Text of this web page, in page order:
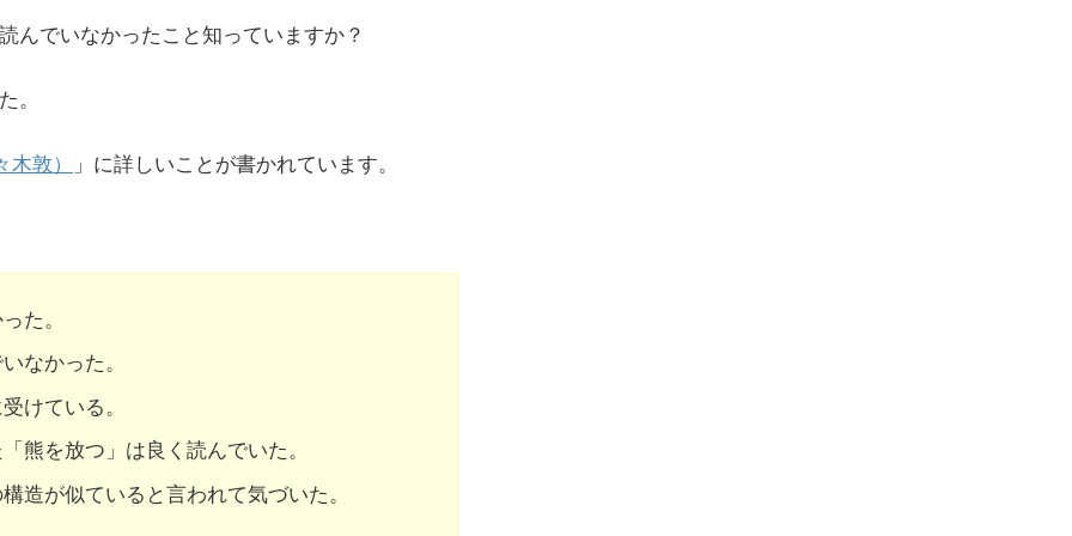
んでいなかったこと知っていますか？
。
敦） 」に詳しいことが書かれています。
た。
なかった。
けている。
熊を放つ」は良く読んでいた。
造が似ていると言われて気づいた。